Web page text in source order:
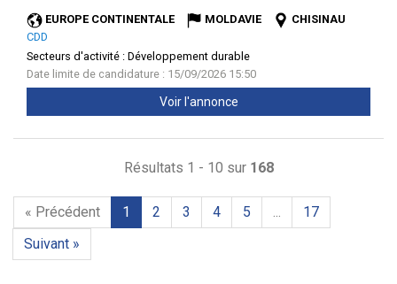
EUROPE CONTINENTALE MOLDAVIE
CHISINAU
CDD
Secteurs d'activité : Développement durable
Date limite de candidature : 15/09/2026 15:50
Voir l'annonce
Résultats 1 - 10 sur 168
« Précédent 1 2 3 4 5 ...
17
Suivant »